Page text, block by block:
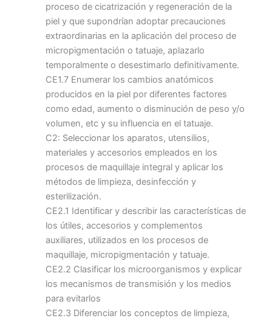
proceso de cicatrización y regeneración de la
piel y que supondrían adoptar precauciones
extraordinarias en la aplicación del proceso de
micropigmentación o tatuaje, aplazarlo
temporalmente o desestimarlo definitivamente.
CE1.7 Enumerar los cambios anatómicos
producidos en la piel por diferentes factores
como edad, aumento o disminución de peso y/o
volumen, etc y su influencia en el tatuaje.
C2: Seleccionar los aparatos, utensilios,
materiales y accesorios empleados en los
procesos de maquillaje integral y aplicar los
métodos de limpieza, desinfección y
esterilización.
CE2.1 Identificar y describir las características de
los útiles, accesorios y complementos
auxiliares, utilizados en los procesos de
maquillaje, micropigmentación y tatuaje.
CE2.2 Clasificar los microorganismos y explicar
los mecanismos de transmisión y los medios
para evitarlos
CE2.3 Diferenciar los conceptos de limpieza,